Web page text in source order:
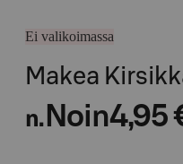
Ei valikoimassa
Makea
n. Noin4,95